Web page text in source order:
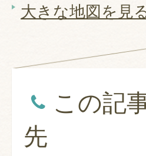
大きな地図を見
この記
先